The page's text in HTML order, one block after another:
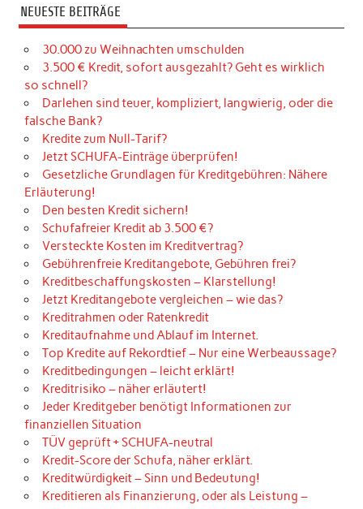
NEUESTE BEITRÄGE
30.000 zu Weihnachten umschulden
3.500 € Kredit, sofort ausgezahlt? Geht es wirklich
so schnell?
Darlehen sind teuer, kompliziert, langwierig, oder die
falsche Bank?
Kredite zum Null-Tarif?
Jetzt SCHUFA-Einträge überprüfen!
Gesetzliche Grundlagen für Kreditgebühren: Nähere
Erläuterung!
Den besten Kredit sichern!
Schufafreier Kredit ab 3.500 €?
Versteckte Kosten im Kreditvertrag?
Gebührenfreie Kreditangebote, Gebühren frei?
Kreditbeschaffungskosten – Klarstellung!
Jetzt Kreditangebote vergleichen – wie das?
Kreditrahmen oder Ratenkredit
Kreditaufnahme und Ablauf im Internet.
Top Kredite auf Rekordtief – Nur eine Werbeaussage?
Kreditbedingungen – leicht erklärt!
Kreditrisiko – näher erläutert!
Jeder Kreditgeber benötigt Informationen zur
finanziellen Situation
TÜV geprüft + SCHUFA-neutral
Kredit-Score der Schufa, näher erklärt.
Kreditwürdigkeit – Sinn und Bedeutung!
Kreditieren als Finanzierung, oder als Leistung –